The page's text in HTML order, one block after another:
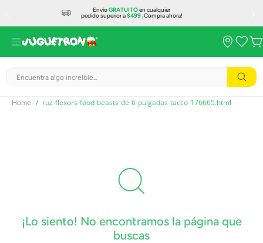
EnvíoGRATUITOen cualquier
pedido superior a$499¡Compra ahora!
Encuentra algo increíble...
ruz-flexors-food-beasts-de-6-pulgadas-tacco-176665.html
¡Lo siento! No encontramos la página que
buscas